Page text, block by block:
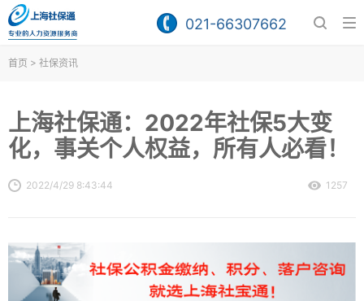
021-66307662
首页 > 社保资讯
上海社保通：2022年社保5大变
化，事关个人权益，所有人必看！
2022/4/29 8:43:44 1257